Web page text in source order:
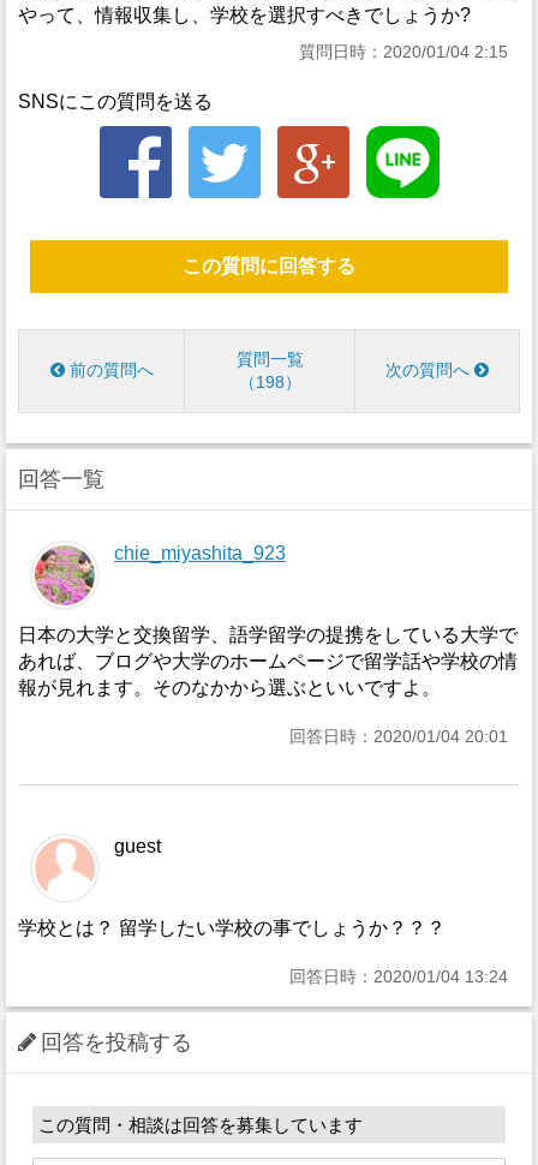
やって、情報収集し、学校を選択すべきでしょうか?
質問日時：2020/01/04 2:15
SNSにこの質問を送る
この質問に回答する
前の質問へ
質問一覧
198
次の質問へ
回答一覧
chie_miyashita_923
日本の大学と交換留学、語学留学の提携をしている大学で
あれば、ブログや大学のホームページで留学話や学校の情
報が見れます。そのなかから選ぶといいですよ。
回答日時：2020/01/04 20:01
guest
学校とは？ 留学したい学校の事でしょうか？？？
回答日時：2020/01/04 13:24
回答を投稿する
この質問・相談は回答を募集しています